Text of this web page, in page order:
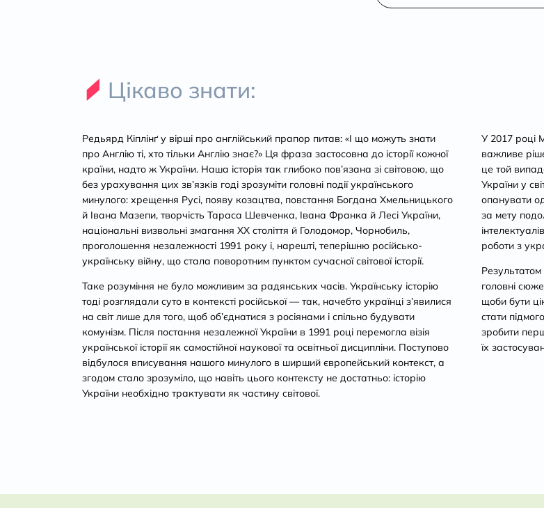
Цікаво знати:
Редьярд Кіплінґ у вірші про англійський прапор питав: «І що можуть знати
про Англію ті, хто тільки Англію знає?» Ця фраза застосовна до історії кожної
країни, надто ж України. Наша історія так глибоко пов’язана зі світовою, що
без урахування цих зв’язків годі зрозуміти головні події українського
минулого: хрещення Русі, появу козацтва, повстання Богдана Хмельницького
й Івана Мазепи, творчість Тараса Шевченка, Івана Франка й Лесі України,
національні визвольні змагання ХХ століття й Голодомор, Чорнобиль,
проголошення незалежності 1991 року і, нарешті, теперішню російсько-
українську війну, що стала поворотним пунктом сучасної світової історії.
Таке розуміння не було можливим за радянських часів. Українську історію
тоді розглядали суто в контексті російської — так, начебто українці з’явилися
на світ лише для того, щоб об’єднатися з росіянами і спільно будувати
комунізм. Після постання незалежної України в 1991 році перемогла візія
української історії як самостійної наукової та освітньої дисципліни. Поступово
відбулося вписування нашого минулого в ширший європейський контекст, а
згодом стало зрозуміло, що навіть цього контексту не достатньо: історію
України необхідно трактувати як частину світової.
У 2017 році
важливе
це той
України у
опанувати
за мету
роботи з
головні
щоби бути
стати
зробити
їх